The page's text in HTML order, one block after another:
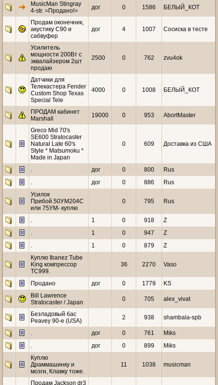
MusicMan Stingray
4-str. =Продано!=
дог 0 1586 БЕЛЫЙ_КОТ
Продам оконечник,
акустику С90 и
сабвуфер
дог 4 1007 Coсиска в тесте
Усилитель
мощности 200Вт с
эквалайзером 2шт
продаю
2500 0 762 zvu4ok
Датчики для
Телекастера Fender
Custom Shop Texas
Special Tele
4000 0 1008 БЕЛЫЙ_КОТ
ПРОДАМ кабинет
Marshall
19000 0 953 AbortMaster
Greco Mid 70's
SE600 Stratocaster
Natural Late 60's
Style * Matsumoku *
Made in Japan
0 609 Доставка из США
. дог 0 800
Rus
.
дог 0 886
Rus
Усилок
Прибой.50УМ204С
или 75УМ- куплю
0 795 Rus
. 1 0 918
Z
.
1 0 947
Z
.
1 0 879
Z
Куплю Ibanez Tube
King компрессор
ТС999.
36 2270 Vaso
Продано дог 0 1779
KS
Bill Lawrence
Stratocaster / Japan
0 705 alex_vivat
Безладовый бас
Peavey 90-е (USA)
2 938 shambala-spb
. дог 0 761
Miks
.
дог 0 899
Miks
Куплю
Драммашинку и
мозги, Клавку тоже.
11 1038 musicman
Продам Jackson dr3